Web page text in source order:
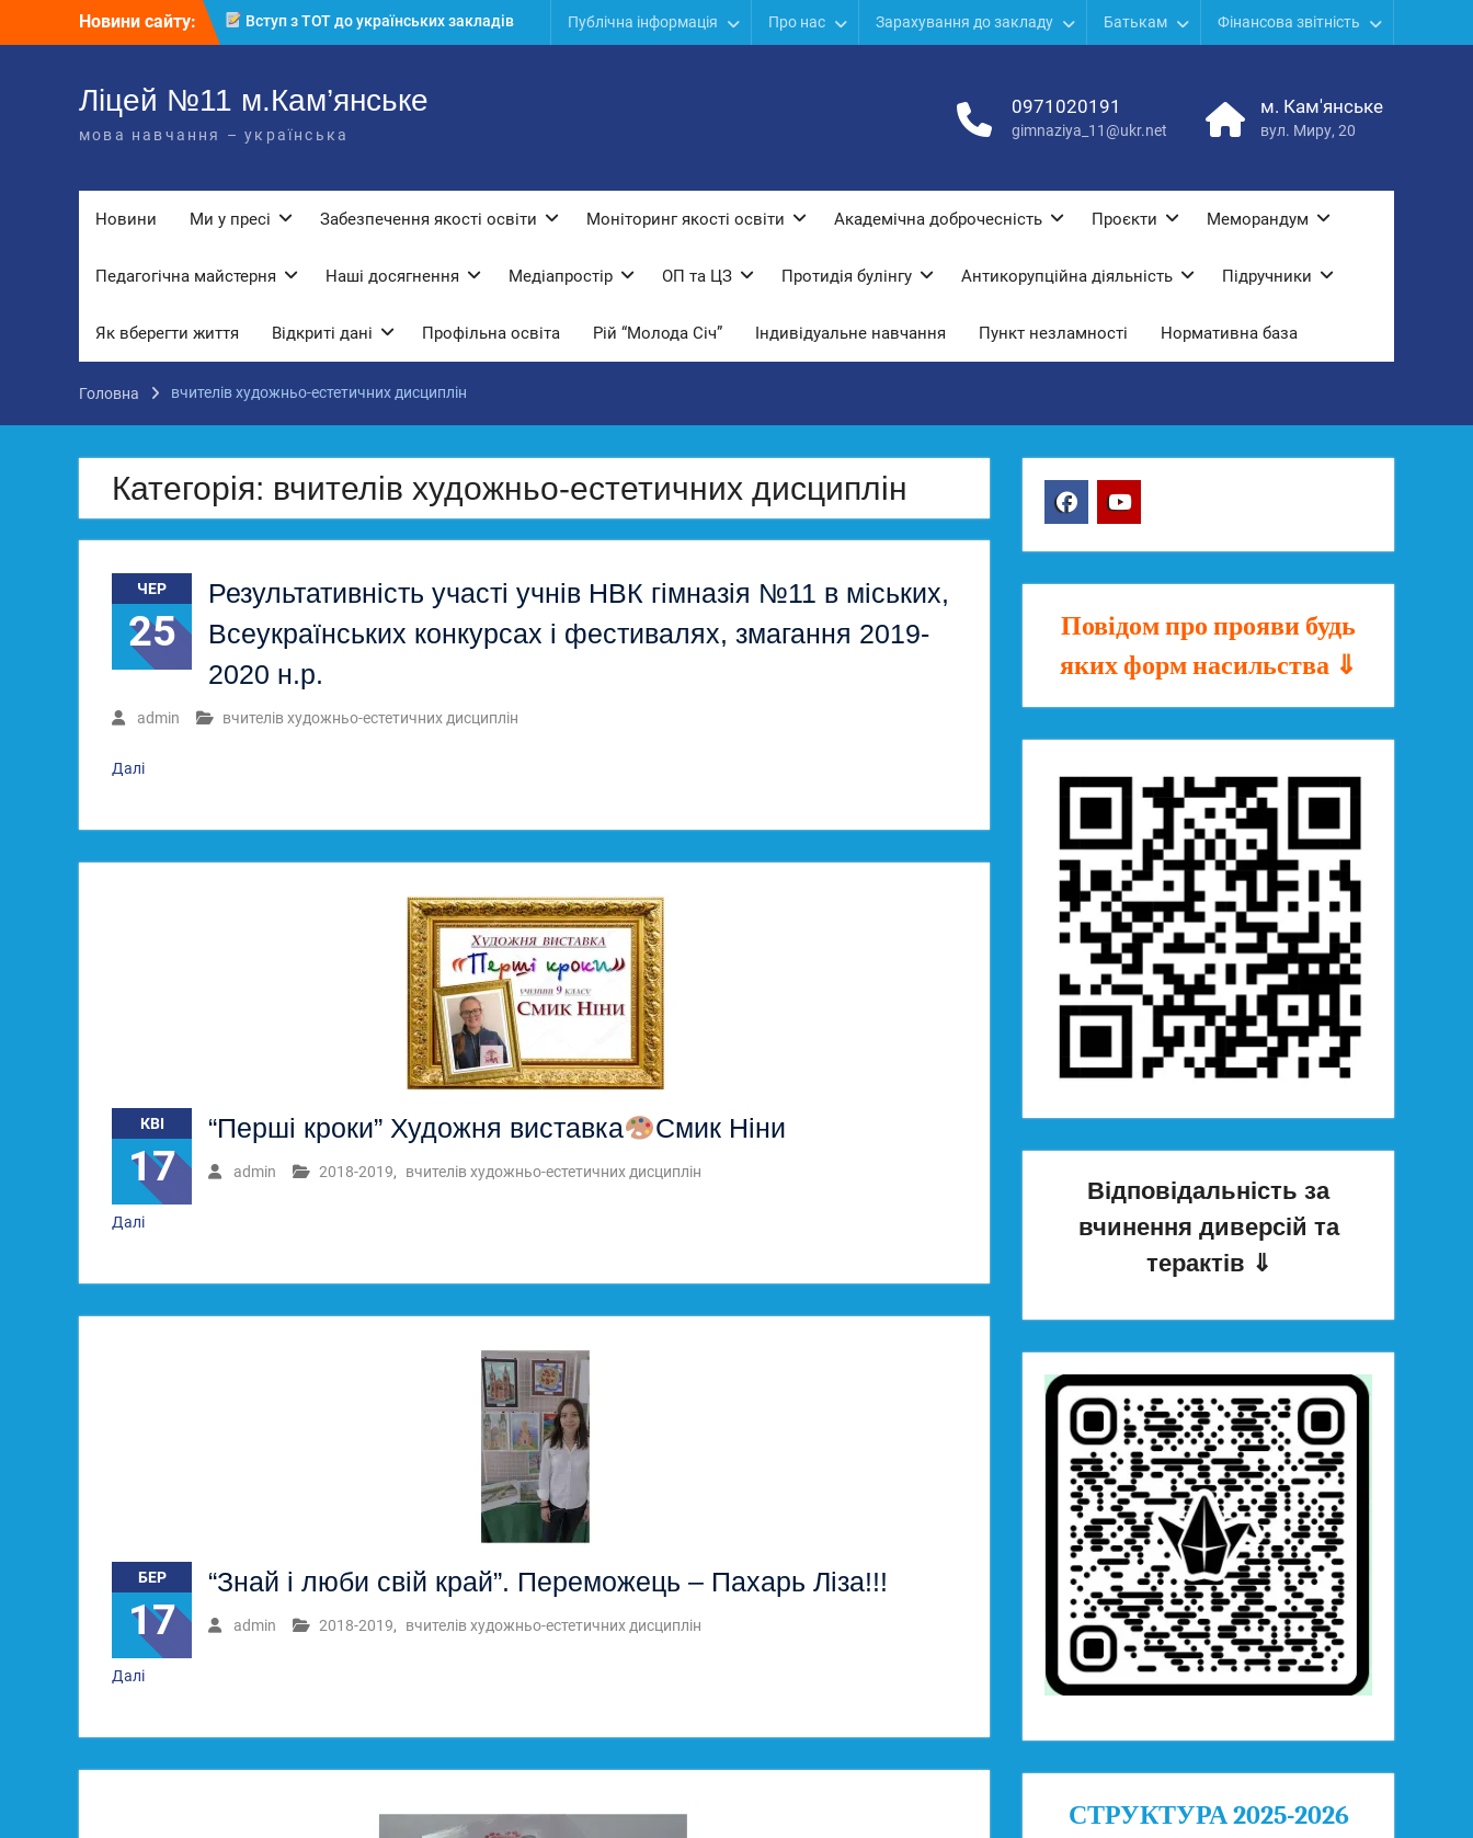
Новини сайту:
Вступ з ТОТ до українських закладів
освіти: міф чи правда? Перевірте свої
КЗ «Ліцей №11» запрошує до своєї
команди!
3 страхи, які найчастіше заважають
Публічна інформація Про нас Зарахування до закладу Батькам Фінансова звітність
Ліцей №11 м.Кам’янське
мова навчання – українська
0971020191
gimnaziya_11@ukr.net
м. Кам'янське
вул. Миру, 20
Новини Ми у пресі Забезпечення якості освіти Моніторинг якості освіти Академічна доброчесність Проєкти Меморандум
Педагогічна майстерня Наші досягнення Медіапростір ОП та ЦЗ Протидiя булiнгу Антикорупційна діяльність Підручники
Як вберегти життя Відкриті дані Профільна освіта Рій “Молода Січ” Індивідуальне навчання Пункт незламності Нормативна база
Головна вчителів художньо-естетичних дисциплін
Категорія: вчителів художньо-естетичних дисциплін
ЧЕР
25
Результативність участі учнів НВК гімназія №11 в міських,
Всеукраїнських конкурсах і фестивалях, змагання 2019-
2020 н.р.
admin вчителів художньо-естетичних дисциплін
Далі
КВІ
17
“Перші кроки” Художня виставка Смик Ніни
admin 2018-2019, вчителів художньо-естетичних дисциплін
Далі
БЕР
17
“Знай і люби свій край”. Переможець – Пахарь Ліза!!!
admin 2018-2019, вчителів художньо-естетичних дисциплін
Далі
Повідом про прояви будь
яких форм насильства ⇓
Відповідальність за
вчинення диверсій та
терактів ⇓
СТРУКТУРА 2025-2026